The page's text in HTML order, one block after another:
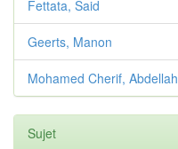
Fettata, Said
Geerts, Manon
Mohamed Cherif, Abdellah
Sujet